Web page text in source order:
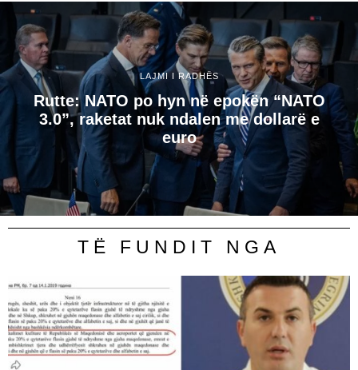
LAJMI I RADHËS
Rutte: NATO po hyn në epokën “NATO
3.0”, raketat nuk ndalen me dollarë e
euro
TË FUNDIT NGA